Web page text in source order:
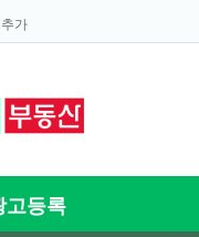
가
고등록